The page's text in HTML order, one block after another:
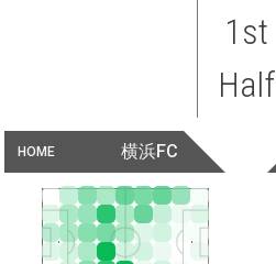
1st
Half
HOME 横浜FC